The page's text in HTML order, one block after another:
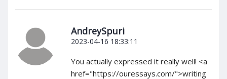
AndreySpuri
2023-04-16 18:33:11
You actually expressed it really well! <a
href="https://ouressays.com/">writing